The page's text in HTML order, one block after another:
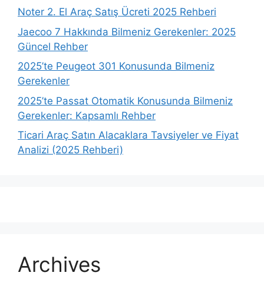
Noter 2. El Araç Satış Ücreti 2025 Rehberi
Jaecoo 7 Hakkında Bilmeniz Gerekenler: 2025
Güncel Rehber
2025’te Peugeot 301 Konusunda Bilmeniz
Gerekenler
2025’te Passat Otomatik Konusunda Bilmeniz
Gerekenler: Kapsamlı Rehber
Ticari Araç Satın Alacaklara Tavsiyeler ve Fiyat
Analizi (2025 Rehberi)
Archives